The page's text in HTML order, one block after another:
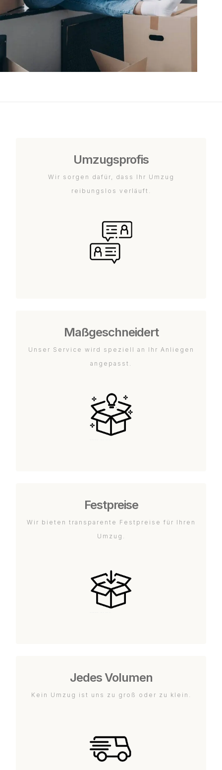
Umzugsprofis
Wir sorgen dafür, dass Ihr Umzug
reibungslos verläuft.
Maßgeschneidert
Unser Service wird speziell an Ihr Anliegen
angepasst.
Festpreise
Wir bieten transparente Festpreise für Ihren
Umzug.
Jedes Volumen
Kein Umzug ist uns zu groß oder zu klein.